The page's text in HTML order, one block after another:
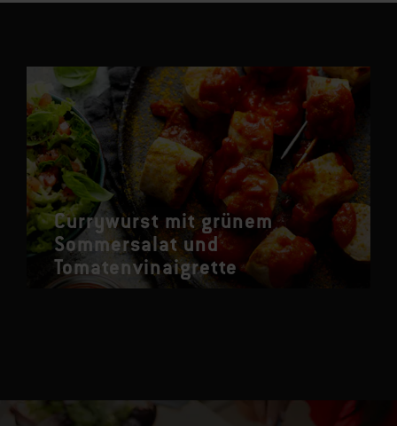
Currywurst mit grünem
Sommersalat und
Tomatenvinaigrette